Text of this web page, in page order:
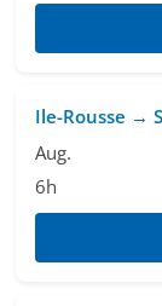
Ile-Rousse →
Aug.
6h